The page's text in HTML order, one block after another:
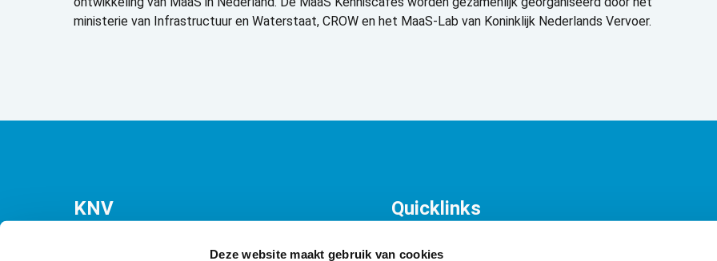
Deze website maakt gebruik van cookies
ministerie van Infrastructuur en Waterstaat, CROW en het MaaS-Lab van Koninklijk Nederlands Vervoer.
KNV Quicklinks
Contact